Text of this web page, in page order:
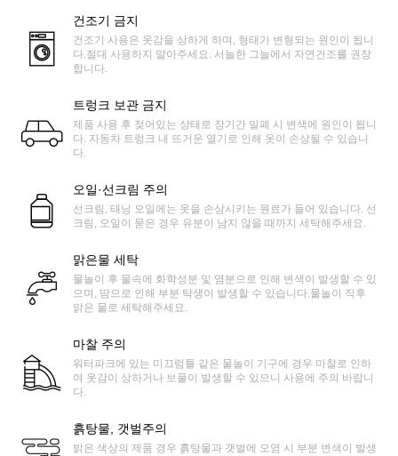
건조기 금지
건조기 사용은 옷감을 상하게 하며, 형태가 변형되는 원인이 됩니
다.절대 사용하지 말아주세요. 서늘한 그늘에서 자연건조를 권장
합니다.
트렁크 보관 금지
제품 사용 후 젖어있는 상태로 장기간 밀폐 시 변색에 원인이 됩니
다. 자동차 트렁크 내 뜨거운 열기로 인해 옷이 손상될 수 있습니
다.
오일·선크림 주의
선크림, 태닝 오일에는 옷을 손상시키는 원료가 들어 있습니다. 선
크림, 오일이 묻은 경우 유분이 남지 않을 때까지 세탁해주세요.
맑은물 세탁
물놀이 후 물속에 화학성분 및 염분으로 인해 변색이 발생할 수 있
으며, 땀으로 인해 부분 탁생이 발생할 수 있습니다.물놀이 직후
맑은 물로 세탁해주세요.
마찰 주의
워터파크에 있는 미끄럼틀 같은 물놀이 기구에 경우 마찰로 인하
여 옷감이 상하거나 보풀이 발생할 수 있으니 사용에 주의 바랍니
다.
흙탕물, 갯벌주의
밝은 색상의 제품 경우 흙탕물과 갯벌에 오염 시 부분 변색이 발생